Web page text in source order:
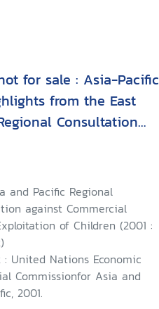
for sale : Asia-Pacific
from the East
Consultation
Sexual Exploitation
2001, Bangkok,
and Pacific Regional
against Commercial
of Children (2001 :
: United Nations Economic
Commissionfor Asia and
2001.